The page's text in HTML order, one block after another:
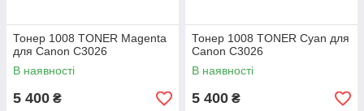
Тонер 1008 TONER Magenta
для Canon C3026
В наявності
5 400 ₴
Тонер 1008 TONER Cyan для
Canon C3026
В наявності
5 400 ₴